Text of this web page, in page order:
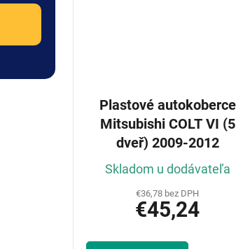
Plastové autokoberce
Mitsubishi COLT VI (5
dveř) 2009-2012
Skladom u dodávateľa
€36,78 bez DPH
€45,24